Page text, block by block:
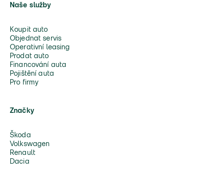
Naše služby
Koupit auto
Objednat servis
Operativní leasing
Prodat auto
Financování auta
Pojištění auta
Pro firmy
Značky
Škoda
Volkswagen
Renault
Dacia